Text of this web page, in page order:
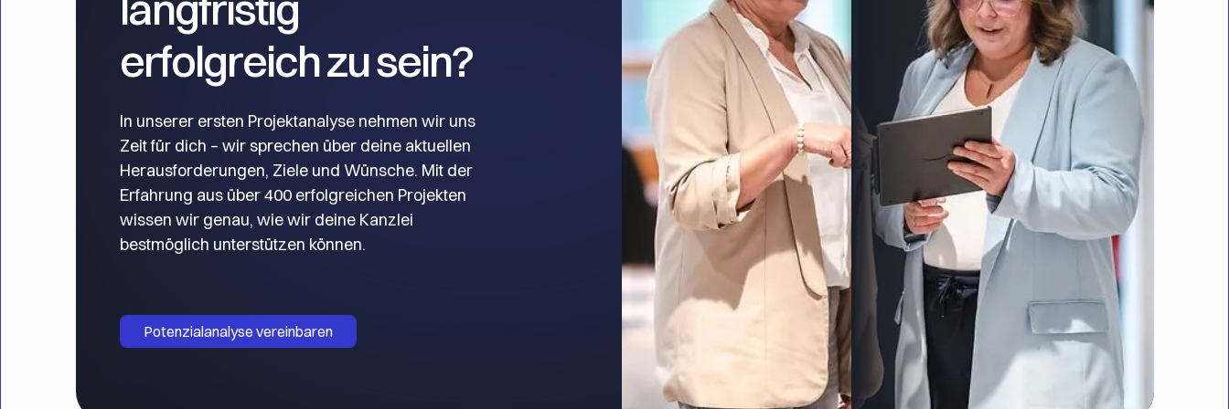
erfolgreich zu sein?
In unserer ersten Projektanalyse nehmen wir uns
Zeit für dich – wir sprechen über deine aktuellen
Herausforderungen, Ziele und Wünsche. Mit der
Erfahrung aus über 400 erfolgreichen Projekten
wissen wir genau, wie wir deine Kanzlei
bestmöglich unterstützen können.
Potenzialanalyse vereinbaren